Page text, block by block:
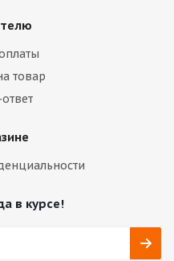
товар
в курсе!